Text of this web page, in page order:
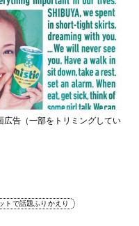
告（一部をトリミングしてい
トで話題ふりかえり